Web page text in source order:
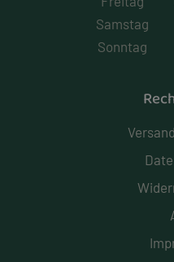
Samstag
Sonntag